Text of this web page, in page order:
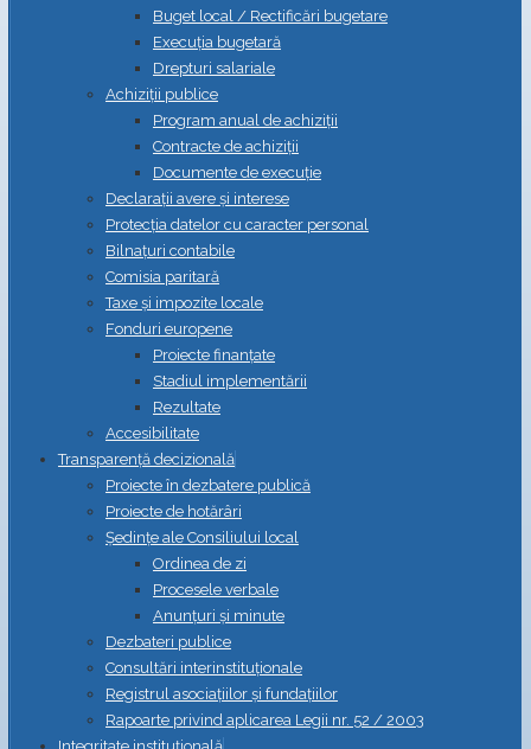
Buget local / Rectificări bugetare
Execuția bugetară
Drepturi salariale
Achiziții publice
Program anual de achiziții
Contracte de achiziții
Documente de execuție
Declarații avere și interese
Protecția datelor cu caracter personal
Bilnațuri contabile
Comisia paritară
Taxe și impozite locale
Fonduri europene
Proiecte finanțate
Stadiul implementării
Rezultate
Accesibilitate
Transparență decizională
Proiecte în dezbatere publică
Proiecte de hotărâri
Ședințe ale Consiliului local
Ordinea de zi
Procesele verbale
Anunțuri și minute
Dezbateri publice
Consultări interinstituționale
Registrul asociațiilor și fundațiilor
Rapoarte privind aplicarea Legii nr. 52 / 2003